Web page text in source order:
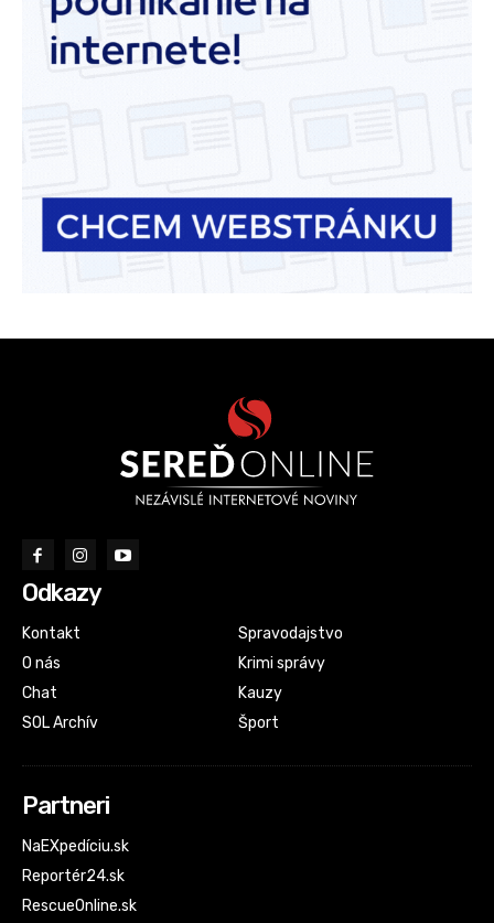
Odkazy
Kontakt
O nás
Chat
SOL Archív
Spravodajstvo
Krimi správy
Kauzy
Šport
Partneri
NaEXpedíciu.sk
Reportér24.sk
RescueOnline.sk